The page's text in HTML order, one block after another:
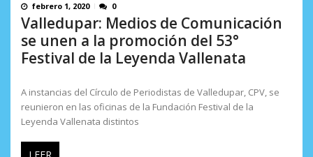
febrero 1, 2020 0
Valledupar: Medios de Comunicación
se unen a la promoción del 53°
Festival de la Leyenda Vallenata
A instancias del Círculo de Periodistas de Valledupar, CPV, se
reunieron en las oficinas de la Fundación Festival de la
Leyenda Vallenata distintos
LEER